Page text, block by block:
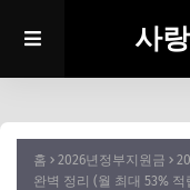
사
홈 2026년정부지원금
완벽 정리 (월 최대 53% 적